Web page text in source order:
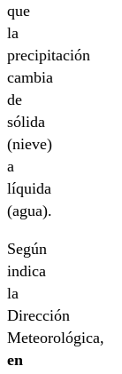
que
la
precipitación
cambia
de
sólida
(nieve)
a
líquida
(agua).
Según
indica
la
Dirección
Meteorológica,
en